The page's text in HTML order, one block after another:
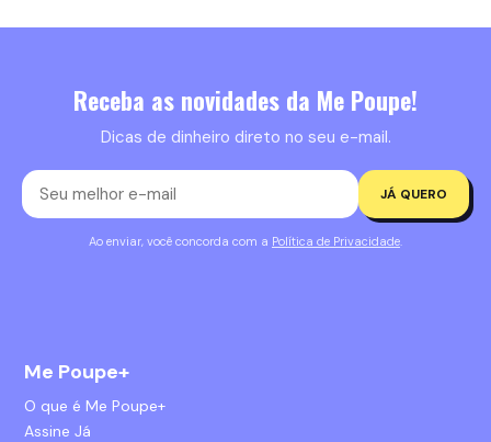
Receba as novidades da Me Poupe!
Dicas de dinheiro direto no seu e-mail.
JÁ QUERO
Ao enviar, você concorda com a Política de Privacidade.
Me Poupe+
O que é Me Poupe+
Assine Já